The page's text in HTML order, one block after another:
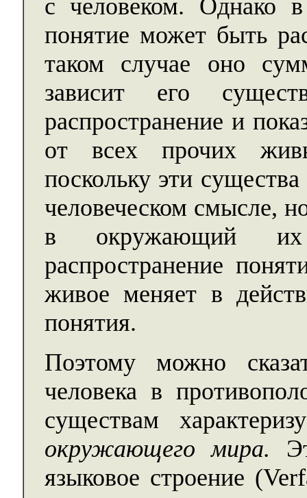
с человеком. Однако
понятие может быть
таком случае оно
зависит его
распространение и
от всех прочих
поскольку эти
человеческом смысле,
в окружающий
распространение
живое меняет в
понятия.
Поэтому можно
человека в
существам
окружающего мира.
языковое строение